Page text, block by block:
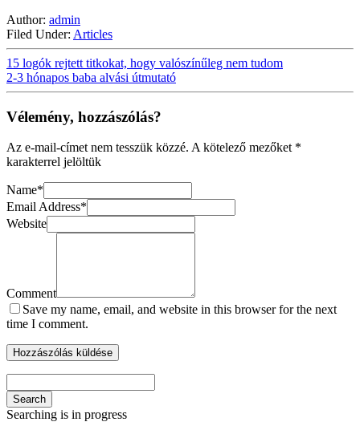
Author: admin
Filed Under: Articles
15 logók rejtett titkokat, hogy valószínűleg nem tudom
2-3 hónapos baba alvási útmutató
Vélemény, hozzászólás?
Az e-mail-címet nem tesszük közzé. A kötelező mezőket *
karakterrel jelöltük
Name*
Email Address*
Website
Comment
Save my name, email, and website in this browser for the next
time I comment.
Search
Searching is in progress